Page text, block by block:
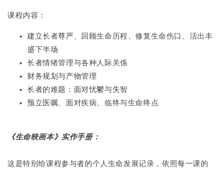
课程内容：
建立长者尊严、回顾生命历程、修复生命伤口、活出丰
盛下半场
长者情绪管理与各种人际关係
财务规划与产物管理
长者的难题：面对忧鬱与失智
预立医嘱、面对疾病、临终与生命终点
《生命映画本》实作手册：
这是特别给课程参与者的个人生命发展记录，依照每一课的